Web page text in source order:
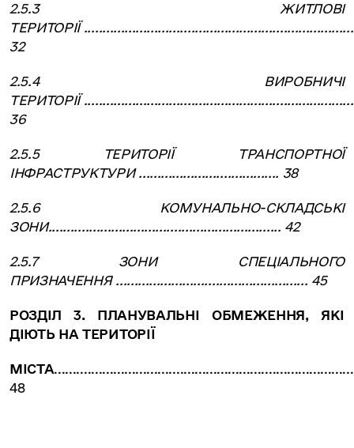
2.5.3 ЖИТЛОВІ
ТЕРИТОРІЇ
32
2.5.4 ВИРОБНИЧІ
ТЕРИТОРІЇ
36
2.5.5 ТЕРИТОРІЇ ТРАНСПОРТНОЇ
ІНФРАСТРУКТУРИ ...................................... 38
2.5.6 КОМУНАЛЬНО-СКЛАДСЬКІ
ЗОНИ............................................................... 42
2.5.7 ЗОНИ СПЕЦІАЛЬНОГО
ПРИЗНАЧЕННЯ .................................................... 45
РОЗДІЛ 3. ПЛАНУВАЛЬНІ ОБМЕЖЕННЯ, ЯКІ
ДІЮТЬ НА ТЕРИТОРІЇ
МІСТА
48